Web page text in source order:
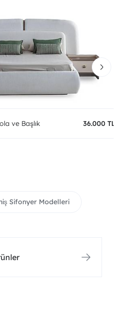
ve Başlık 36.000 TL
Sifonyer Modelleri